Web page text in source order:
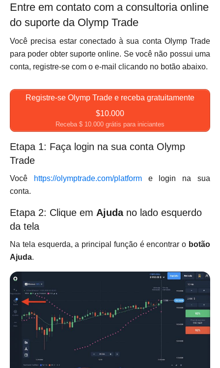
Entre em contato com a consultoria online
do suporte da Olymp Trade
Você precisa estar conectado à sua conta Olymp Trade
para poder obter suporte online. Se você não possui uma
conta, registre-se com o e-mail clicando no botão abaixo.
Registre-se Olymp Trade e receba gratuitamente
$10.000
Receba $ 10.000 grátis para iniciantes
Etapa 1: Faça login na sua conta Olymp
Trade
Você https://olymptrade.com/platforme login na sua
conta.
Etapa 2: Clique em Ajudano lado esquerdo
da tela
Na tela esquerda, a principal função é encontrar o botão
Ajuda.